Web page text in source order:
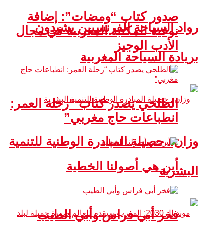
رواد السياحة الفرنسيين يشيدون
بريادة السياحة المغربية
وزان.. حصيلة المبادرة الوطنية للتنمية
البشرية
صدور كتاب “ومضات”: إضافة
نوعية للمكتبة المغربية في مجال
الأدب الوجيز
الطلحي يصدر كتاب “رحلة العمر:
انطباعات حاج مغربي”
أين هي أصولنا الخطية
فخر أبي فراس وأبي الطيب